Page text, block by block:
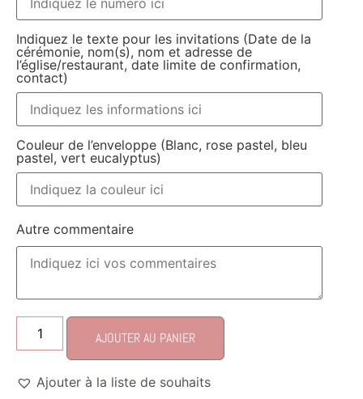
Indiquez le texte pour les invitations (Date de la
cérémonie, nom(s), nom et adresse de
l’église/restaurant, date limite de confirmation,
contact)
Couleur de l’enveloppe (Blanc, rose pastel, bleu
pastel, vert eucalyptus)
Autre commentaire
AJOUTER AU PANIER
Ajouter à la liste de souhaits